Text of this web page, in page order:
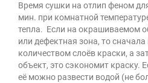
Время сушки на отлип феном
мин. при комнатной
тепла. Если на окрашиваемом
или дефектная зона, то
количеством слоёв краски, а
объект, это сэкономит краску.
её можно развести водой (не